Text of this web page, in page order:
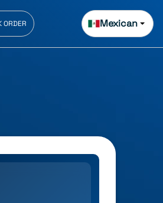
ORDER Mexican